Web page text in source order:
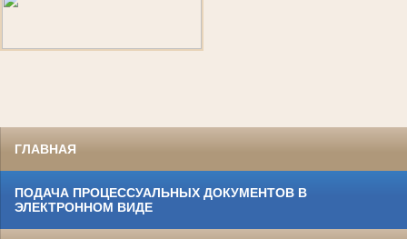
ГЛАВНАЯ
ПОДАЧА ПРОЦЕССУАЛЬНЫХ ДОКУМЕНТОВ В
ЭЛЕКТРОННОМ ВИДЕ